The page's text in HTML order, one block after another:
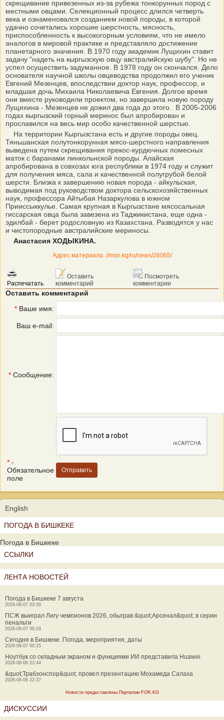
скрещивание привезенных из-за рубежа тонкорунных пород с
местными овцами. Селекционный процесс длился четверть
века и ознаменовался созданием новой породы, в которой
удачно сочетались хорошие шерстность, мясность,
приспособленность к высокогорным условиям, что не имело
аналогов в мировой практике и представляло достижение
планетарного значения. В 1970 году академик Лущихин ставит
задачу "надеть на кыргызскую овцу австралийскую шубу". Но не
успел осуществить задуманное. В 1978 году он скончался. Дело
основателя научной школы овцеводства продолжил его ученик
Евгений Мезенцев, впоследствии доктор наук, профессор, и
младшая дочь Михаила Николаевича Евгения. Долгое время
они вместе руководили проектом, но завершила новую породу
Лущихина - Мезенцев не дожил два года до этого. В 2005-2006
годах кыргызский горный меринос был апробирован и
прославился на весь мир особо качественной шерстью.
На территории Кыргызстана есть и другие породы овец.
Тяньшанская полутонкорунная мясо-шерстного направления
выведена путем скрещивания прекос-курдючных помесных
маток с баранами линкольнской породы. Алайская
апробирована в совхозах юга республики в 1974 году и служит
для получения мяса, сала и качественной полугрубой белой
шерсти. Близка к завершению новая порода - айкульская,
выводимая под руководством доктора сельскохозяйственных
наук, профессора Айтыбая Назаркулова в южном
Прииссыккулье. Самая крупная в Кыргызстане мясосальная
гиссарская овца была завезена из Таджикистана, еще одна -
эдилбай - берет родословную из Казахстана. Разводятся у нас
и чистопородные австралийские мериносы.
Анастасия ХОДЫКИНА.
Адрес материала: //msn.kg/ru/news/26065/
Распечатать
Оставить
комментарий
Посмотреть
комментарии
Оставить комментарий
* Ваше имя:
Ваш e-mail:
* Сообщение:
* -
Обязательное
поле
English
ПОГОДА В БИШКЕКЕ
Погода в Бишкеке
ССЫЛКИ
ЛЕНТА НОВОСТЕЙ
Погода в Бишкеке 7 августа
2026-08-07 03:30
ПСЖ выиграл Лигу чемпионов 2026, обыграв &quot;Арсенал&quot; в серии
пенальти
2026-08-07 00:24
Сегодня в Бишкеке. Погода, мероприятия, даты
2026-08-07 00:15
Ноутбук со складным экраном и функциями ИИ представила Huawei
2026-08-06 23:44
&quot;Трабзонспор&quot; провел презентацию Мохамеда Салаха
2026-08-06 22:27
Новости предоставлены Порталом FOR.KG
ДИСКУССИИ